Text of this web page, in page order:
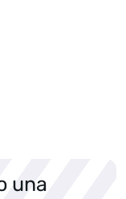
una